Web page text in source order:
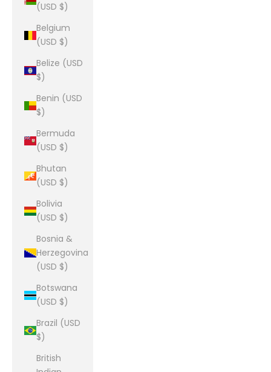
(USD $)
Belgium
(USD $)
Belize (USD
$)
Benin (USD
$)
Bermuda
(USD $)
Bhutan
(USD $)
Bolivia
(USD $)
Bosnia &
Herzegovina
(USD $)
Botswana
(USD $)
Brazil (USD
$)
British